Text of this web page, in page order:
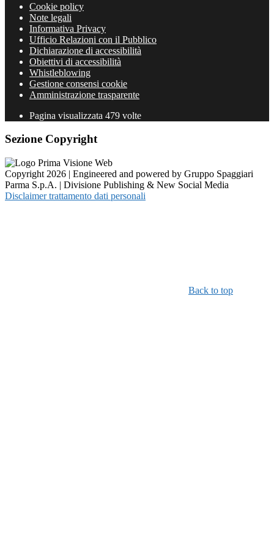
Cookie policy
Note legali
Informativa Privacy
Ufficio Relazioni con il Pubblico
Dichiarazione di accessibilità
Obiettivi di accessibilità
Whistleblowing
Gestione consensi cookie
Amministrazione trasparente
Pagina visualizzata 479 volte
Sezione Copyright
Copyright 2026 | Engineered and powered by Gruppo Spaggiari
Parma S.p.A. | Divisione Publishing & New Social Media
Disclaimer trattamento dati personali
Back to top